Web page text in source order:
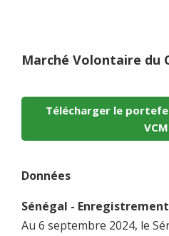
Marché Volontaire du
Télécharger le
VCM
Données
Sénégal -
Au 6 septembre 2024, le